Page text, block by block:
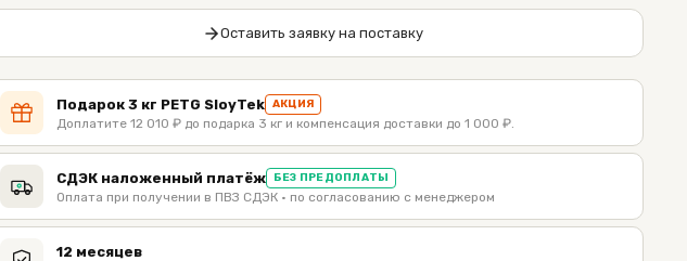
Оставить заявку на поставку
Подарок 3 кг PETG SloyTek АКЦИЯ
Доплатите 12 010 ₽ до подарка 3 кг и компенсация доставки до 1 000 ₽.
СДЭК наложенный платёж БЕЗ ПРЕДОПЛАТЫ
Оплата при получении в ПВЗ СДЭК · по согласованию с менеджером
12 месяцев